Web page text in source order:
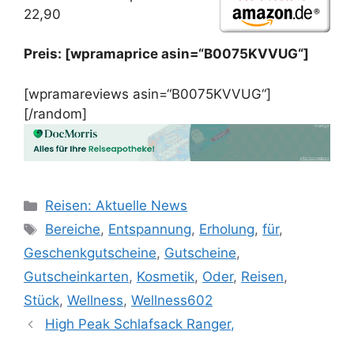
22,90
Preis: [wpramaprice asin=“B0075KVVUG“]
[wpramareviews asin=“B0075KVVUG“]
[/random]
Kategorien
Reisen: Aktuelle News
Schlagwörter
Bereiche, Entspannung, Erholung,für,
Geschenkgutscheine, Gutscheine,
Gutscheinkarten, Kosmetik, Oder, Reisen,
Stück, Wellness, Wellness602
High Peak Schlafsack Ranger,